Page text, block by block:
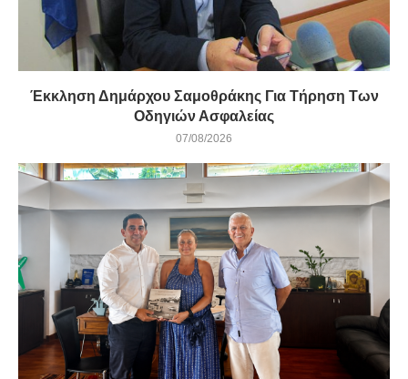
Έκκληση Δημάρχου Σαμοθράκης Για Τήρηση Των
Οδηγιών Ασφαλείας
07/08/2026